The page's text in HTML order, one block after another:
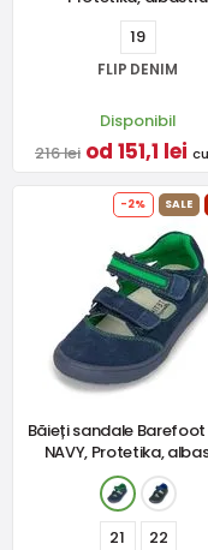
19
FLIP DENIM
Disponibil
216 lei od 151,1 lei
-2% SALE
Băieți sandale Barefoot
NAVY, Protetika,
21 22